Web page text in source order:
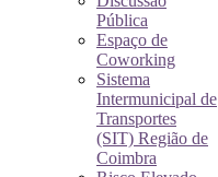
Pública
Espaço de
Coworking
Sistema
Intermunicipal de
Transportes
(SIT) Região de
Coimbra